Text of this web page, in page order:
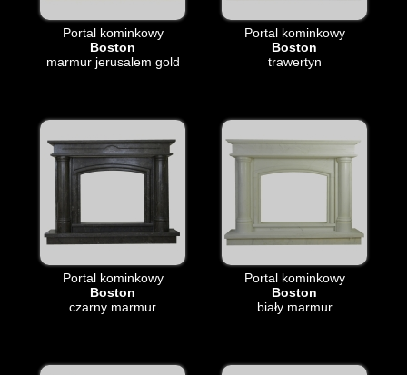
Portal kominkowy
Boston
marmur jerusalem gold
Portal kominkowy
Boston
trawertyn
Portal kominkowy
Boston
czarny marmur
Portal kominkowy
Boston
biały marmur